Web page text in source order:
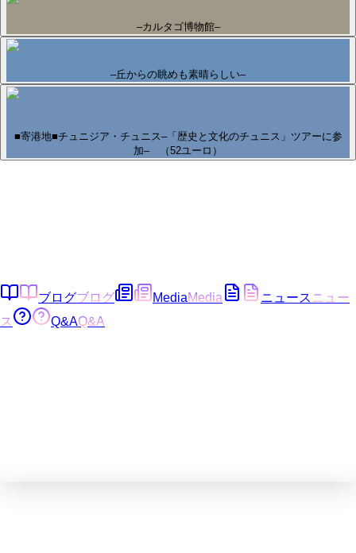
–カルタゴ博物館–
–丘からの眺めも素晴らしい–
■寄港地■チュニジア・チュニス–「歴史と文化のチュニス」ツアーに参
加– （52ユーロ）
ブログブログ MediaMedia ニュース ニュー
ス
Q&AQ&A